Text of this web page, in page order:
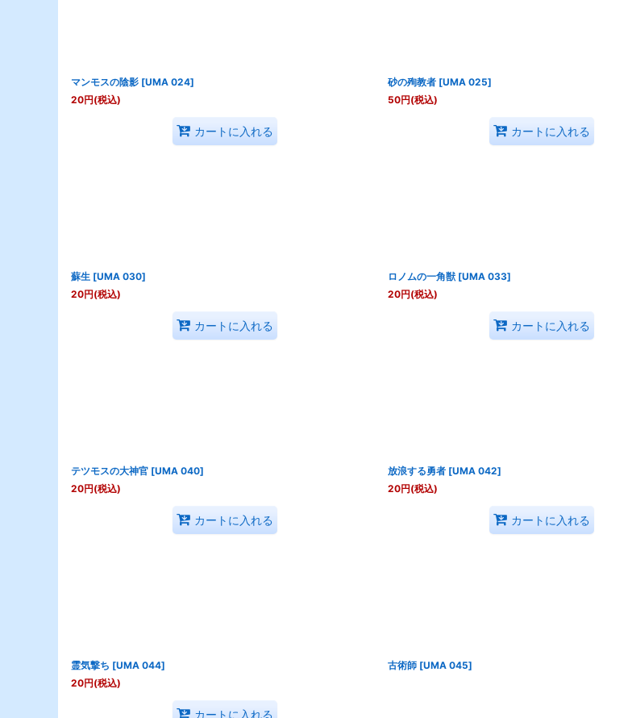
マンモスの陰影 [UMA 024]
20円(税込)
カートに入れる
砂の殉教者 [UMA 025]
50円(税込)
カートに入れる
蘇生 [UMA 030]
20円(税込)
カートに入れる
ロノムの一角獣 [UMA 033]
20円(税込)
カートに入れる
テツモスの大神官 [UMA 040]
20円(税込)
カートに入れる
放浪する勇者 [UMA 042]
20円(税込)
カートに入れる
霊気撃ち [UMA 044]
20円(税込)
カートに入れる
古術師 [UMA 045]